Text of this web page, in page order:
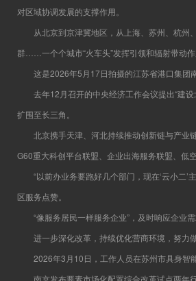
对区域协调发展的支撑作用。
从北京到京津冀地区，从上海、苏州、杭州
群……一个个城市“火车头”发挥引领和辐射带动
这是2026年5月17日拍摄的江苏省港口集团
去年12月召开的中央经济工作会议提出“建设
扩围至长三角。
北京携手天津、河北持续推动创新链与产业
G60重大科创平台联盟、企业出海服务联盟、
“以前办业务要跑好几个部门，现在‘云小二’
区服务点赞。
“像服务居民一样服务企业”，及时响应企业
进一步深化改革，持续优化营商环境，努力做
2026年3月10日，工作人员在苏州市具身智
南京发布要素市场化配置综合改革试点两年行